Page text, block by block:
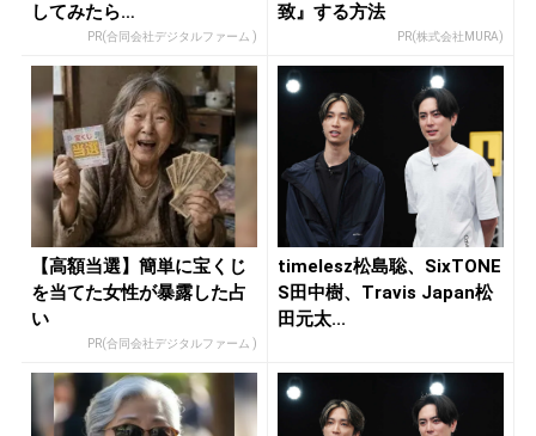
してみたら…
PR(合同会社デジタルファーム )
致』する方法
PR(株式会社MURA)
【高額当選】簡単に宝くじ
を当てた女性が暴露した占
い
PR(合同会社デジタルファーム )
timelesz松島聡、SixTONE
S田中樹、Travis Japan松
田元太...